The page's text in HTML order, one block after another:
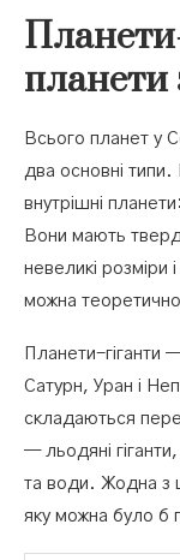
планети
Всього планет у
два основні
внутрішні
Вони мають
невеликі розміри
можна
Планети-гіганти
Сатурн, Уран і
складаються
— льодяні
та води. Жодна з
яку можна було б